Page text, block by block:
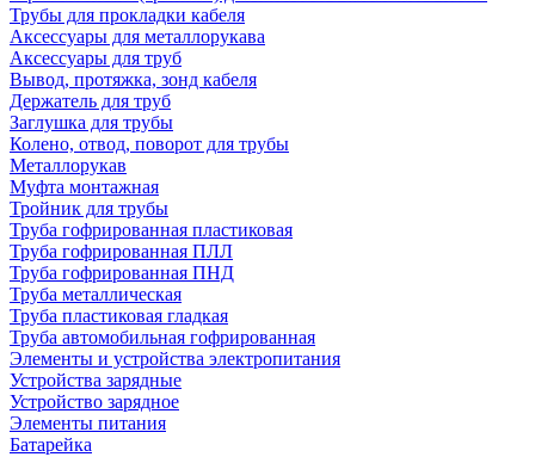
Трубы для прокладки кабеля
Аксессуары для металлорукава
Аксессуары для труб
Вывод, протяжка, зонд кабеля
Держатель для труб
Заглушка для трубы
Колено, отвод, поворот для трубы
Металлорукав
Муфта монтажная
Тройник для трубы
Труба гофрированная пластиковая
Труба гофрированная ПЛЛ
Труба гофрированная ПНД
Труба металлическая
Труба пластиковая гладкая
Труба автомобильная гофрированная
Элементы и устройства электропитания
Устройства зарядные
Устройство зарядное
Элементы питания
Батарейка